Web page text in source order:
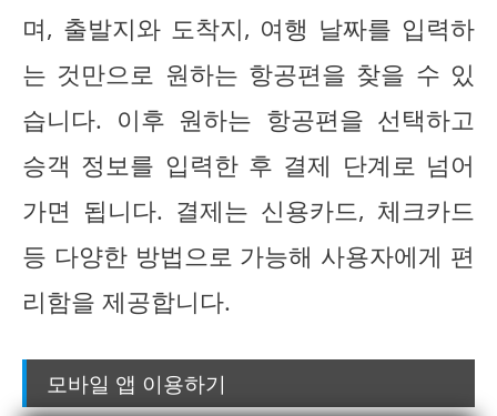
며, 출발지와 도착지, 여행 날짜를 입력하
는 것만으로 원하는 항공편을 찾을 수 있
습니다. 이후 원하는 항공편을 선택하고
승객 정보를 입력한 후 결제 단계로 넘어
가면 됩니다. 결제는 신용카드, 체크카드
등 다양한 방법으로 가능해 사용자에게 편
리함을 제공합니다.
모바일 앱 이용하기